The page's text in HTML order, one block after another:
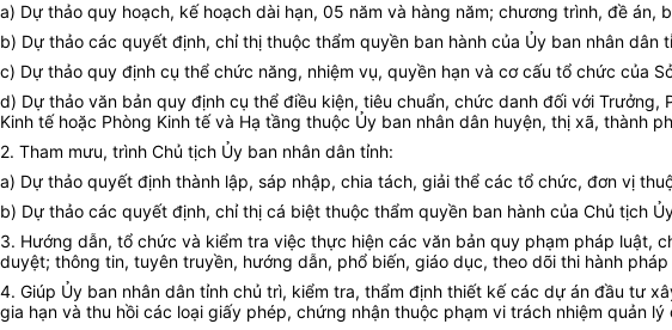
a) Dự thảo quy hoạch, kế hoạch dài hạn, 05 năm và hàng năm; chương trình, đề
b) Dự thảo các quyết định, chỉ thị thuộc thẩm quyền ban hành của Ủy ban nhân dân
c) Dự thảo quy định cụ thể chức năng, nhiệm vụ, quyền hạn và cơ cấu tổ chức của
d) Dự thảo văn bản quy định cụ thể điều kiện, tiêu chuẩn, chức danh đối với
Kinh tế hoặc Phòng Kinh tế và Hạ tầng thuộc Ủy ban nhân dân huyện, thị xã, thành
2. Tham mưu, trình Chủ tịch Ủy ban nhân dân tỉnh:
a) Dự thảo quyết định thành lập, sáp nhập, chia tách, giải thể các tổ chức, đơn vị
b) Dự thảo các quyết định, chỉ thị cá biệt thuộc thẩm quyền ban hành của Chủ tịch
3. Hướng dẫn, tổ chức và kiểm tra việc thực hiện các văn bản quy phạm pháp luật,
duyệt; thông tin, tuyên truyền, hướng dẫn, phổ biến, giáo dục, theo dõi thi hành
4. Giúp Ủy ban nhân dân tỉnh chủ trì, kiểm tra, thẩm định thiết kế các dự án đầu tư
gia hạn và thu hồi các loại giấy phép, chứng nhận thuộc phạm vi trách nhiệm quản lý